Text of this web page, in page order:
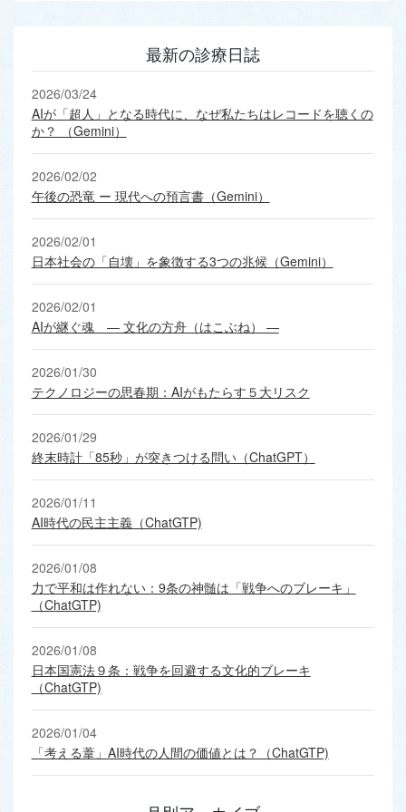
最新の診療日誌
2026/03/24
AIが「超人」となる時代に、なぜ私たちはレコードを聴くの
か？ （Gemini）
2026/02/02
午後の恐竜 ー 現代への預言書（Gemini）
2026/02/01
日本社会の「自壊」を象徴する3つの兆候（Gemini）
2026/02/01
AIが継ぐ魂 ― 文化の方舟（はこぶね） ―
2026/01/30
テクノロジーの思春期：AIがもたらす５大リスク
2026/01/29
終末時計「85秒」が突きつける問い（ChatGPT）
2026/01/11
AI時代の民主主義（ChatGTP)
2026/01/08
力で平和は作れない：9条の神髄は「戦争へのブレーキ」
（ChatGTP)
2026/01/08
日本国憲法９条：戦争を回避する文化的ブレーキ
（ChatGTP)
2026/01/04
「考える葦」AI時代の人間の価値とは？（ChatGTP)